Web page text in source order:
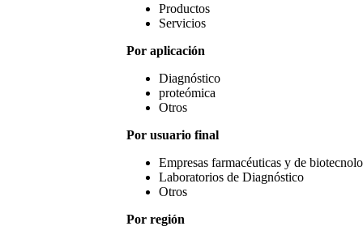
Productos
Servicios
Por aplicación
Diagnóstico
proteómica
Otros
Por usuario final
Empresas farmacéuticas y de
Laboratorios de Diagnóstico
Otros
Por región